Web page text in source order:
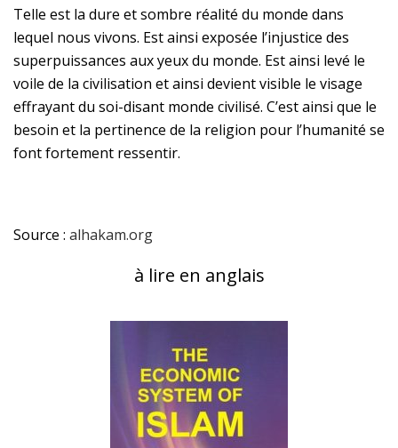
Telle est la dure et sombre réalité du monde dans
lequel nous vivons. Est ainsi exposée l’injustice des
superpuissances aux yeux du monde. Est ainsi levé le
voile de la civilisation et ainsi devient visible le visage
effrayant du soi-disant monde civilisé. C’est ainsi que le
besoin et la pertinence de la religion pour l’humanité se
font fortement ressentir.
Source : alhakam.org
à lire en anglais